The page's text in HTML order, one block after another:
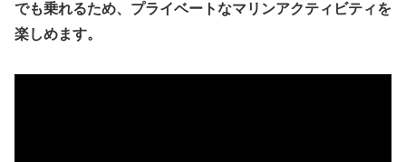
でも乗れるため、プライベートなマリンアクティビティを
楽しめます。